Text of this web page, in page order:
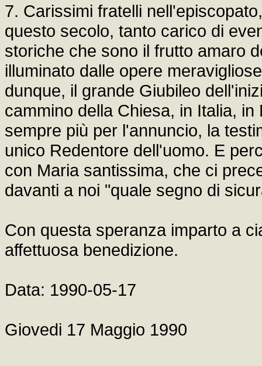
7. Carissimi fratelli
questo secolo, tanto carico di
storiche che sono il frutto amaro
illuminato dalle opere
dunque, il grande Giubileo
cammino della Chiesa, in Italia,
sempre più per l'annuncio, la
unico Redentore dell'uomo. E
con Maria santissima, che ci
davanti a noi "quale segno di
Con questa speranza imparto a
affettuosa benedizione.
Data: 1990-05-17
Giovedi 17 Maggio 1990